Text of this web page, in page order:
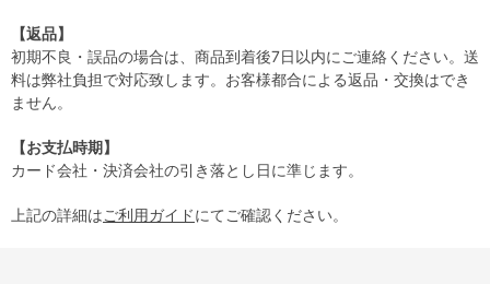
【返品】
初期不良・誤品の場合は、商品到着後7日以内にご連絡ください。送
料は弊社負担で対応致します。お客様都合による返品・交換はでき
ません。
【お支払時期】
カード会社・決済会社の引き落とし日に準じます。
上記の詳細はご利用ガイドにてご確認ください。